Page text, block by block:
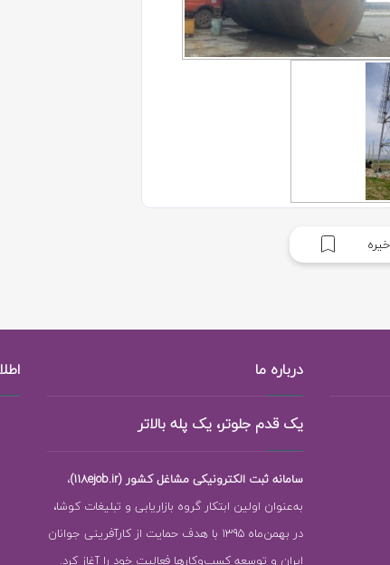
درباره ما
یک قدم جلوتر، یک پله بالاتر
سامانه ثبت الکترونیکی مشاغل کشور (118ejob.ir)
،
به‌عنوان اولین ابتکار گروه بازاریابی و تبلیغات کوشا،
در بهمن‌ماه 1395 با هدف حمایت از کارآفرینی جوانان
ایران و توسعه کسب‌وکارها فعالیت خود را آغاز کرد.